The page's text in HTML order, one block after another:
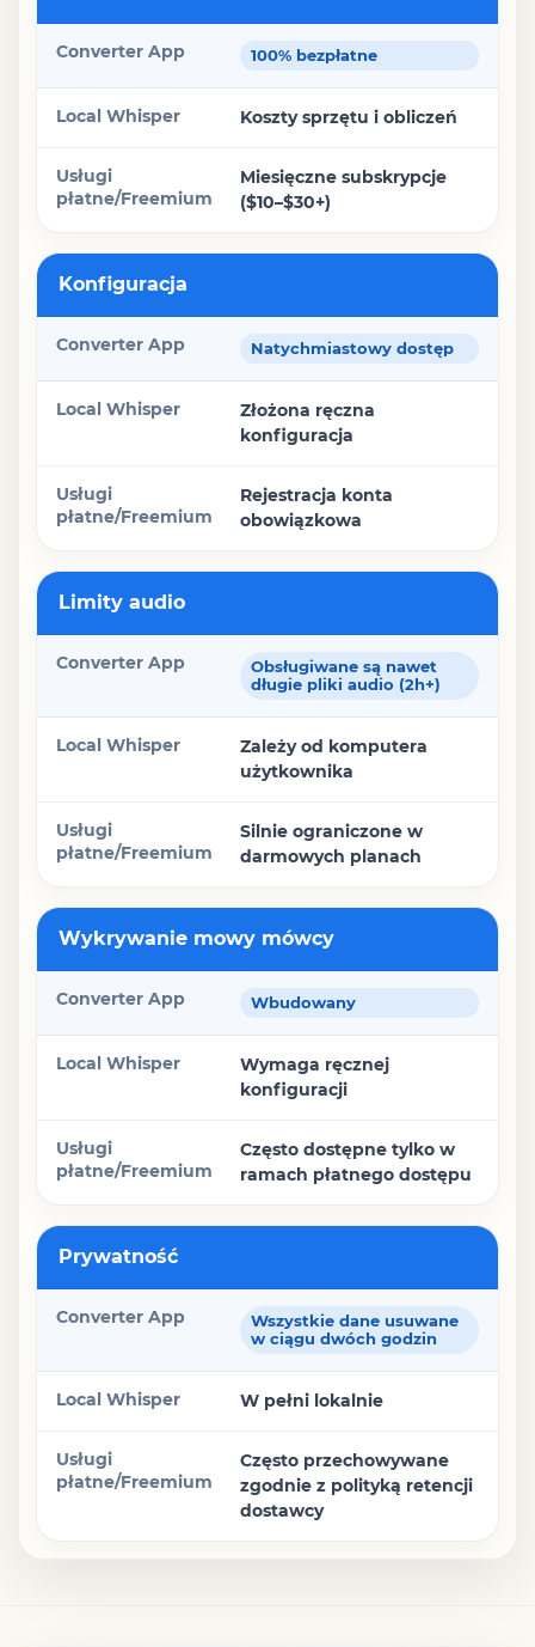
Local Whisper
100% bezpłatne
Koszty sprzętu i obliczeń
Miesięczne subskrypcje
($10–$30+)
Konfiguracja
Natychmiastowy dostęp
Złożona ręczna
konfiguracja
Rejestracja konta
obowiązkowa
Limity audio
Obsługiwane są nawet
długie pliki audio (2h+)
Zależy od komputera
użytkownika
Silnie ograniczone w
darmowych planach
Wykrywanie mowy mówcy
Wbudowany
Wymaga ręcznej
konfiguracji
Często dostępne tylko w
ramach płatnego dostępu
Prywatność
Wszystkie dane usuwane
w ciągu dwóch godzin
W pełni lokalnie
Często przechowywane
zgodnie z polityką retencji
dostawcy